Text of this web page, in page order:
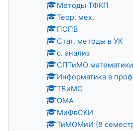
Методы ТФКП
Теор. мех.
ПОПВ
Стат. методы в УК
с. анализ
СПТиМО
Информатика в
ТВиМС
ОМА
МиФвСКИ
ТиМОМиИ (8